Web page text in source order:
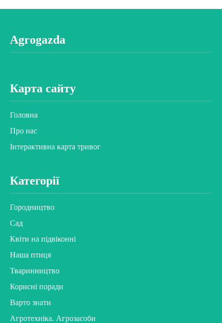
Agrogazda
Карта сайту
Головна
Про нас
Інтерактивна карта тривог
Категорії
Городництво
Сад
Квіти на підвіконні
Наша птиця
Тваринництво
Корисні поради
Варто знати
Агротехніка. Агрозасоби